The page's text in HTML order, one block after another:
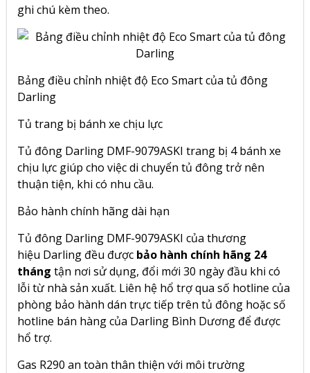
ghi chú kèm theo.
Bảng điều chỉnh nhiệt độ Eco Smart của tủ đông
Darling
Tủ trang bị bánh xe chịu lực
Tủ đông Darling DMF-9079ASKI trang bị 4 bánh xe
chịu lực giúp cho việc di chuyển tủ đông trở nên
thuận tiện, khi có nhu cầu.
Bảo hành chính hãng dài hạn
Tủ đông Darling DMF-9079ASKI của thương
hiệu Darling đều được bảo hành chính hãng 24
tháng tận nơi sử dụng, đổi mới 30 ngày đầu khi có
lỗi từ nhà sản xuất. Liên hệ hổ trợ qua số hotline của
phòng bảo hành dán trực tiếp trên tủ đông hoặc số
hotline bán hàng của Darling Bình Dương để được
hổ trợ.
Gas R290 an toàn thân thiện với môi trường